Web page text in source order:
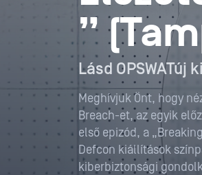
”
Lásd
Meghívjuk Önt, hogy
Breach-et, az egyik
első epizód, a
Defcon kiállítások
kiberbiztonsági